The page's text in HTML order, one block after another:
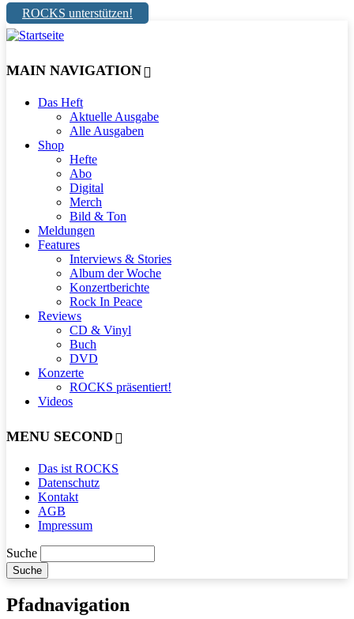
ROCKS unterstützen!
MAIN NAVIGATION
Das Heft
Aktuelle Ausgabe
Alle Ausgaben
Shop
Hefte
Abo
Digital
Merch
Bild & Ton
Meldungen
Features
Interviews & Stories
Album der Woche
Konzertberichte
Rock In Peace
Reviews
CD & Vinyl
Buch
DVD
Konzerte
ROCKS präsentiert!
Videos
MENU SECOND
Das ist ROCKS
Datenschutz
Kontakt
AGB
Impressum
Suche
Pfadnavigation